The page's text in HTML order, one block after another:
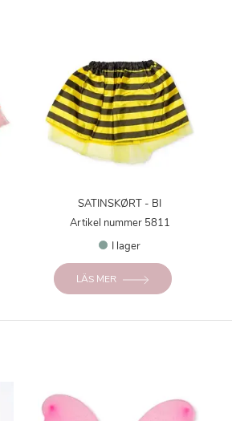
SATINSKØRT - BI
Artikel nummer 5811
I lager
LÄS MER